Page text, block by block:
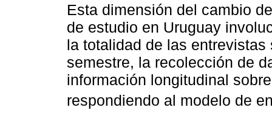
Esta dimensión del cambio
de estudio en Uruguay
la totalidad de las
semestre, la recolección de
información longitudinal
respondiendo al modelo de